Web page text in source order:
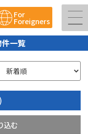
For
Foreigners
一覧
込む